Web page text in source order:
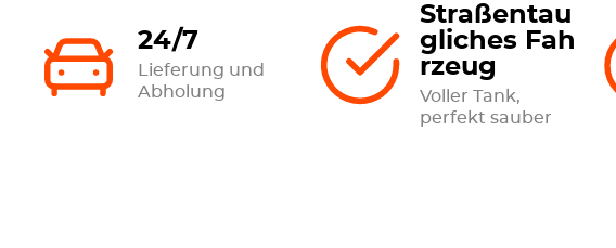
24/7
Lieferung und
Abholung
Straßentau
gliches Fah
rzeug
Voller Tank,
perfekt sauber